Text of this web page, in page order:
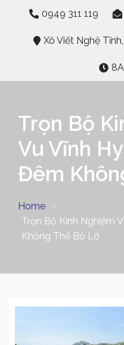
content
0949 311 119
Xô Viết Nghệ
Trọn Bộ
Vu Vĩnh
Đêm
Home
Trọn Bộ Kinh Nghiệm
Không Thể Bỏ Lỡ